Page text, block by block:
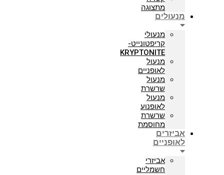
מתצוגה
מנעולים
מנעולי
קריפטונייט-
KRYPTONITE
מנעול
לאופניים
מנעול
שרשרת
מנעול
לאופנוע
שרשרת
מחוסמת
אביזרים
לאופניים
אביזרי
חשמליים